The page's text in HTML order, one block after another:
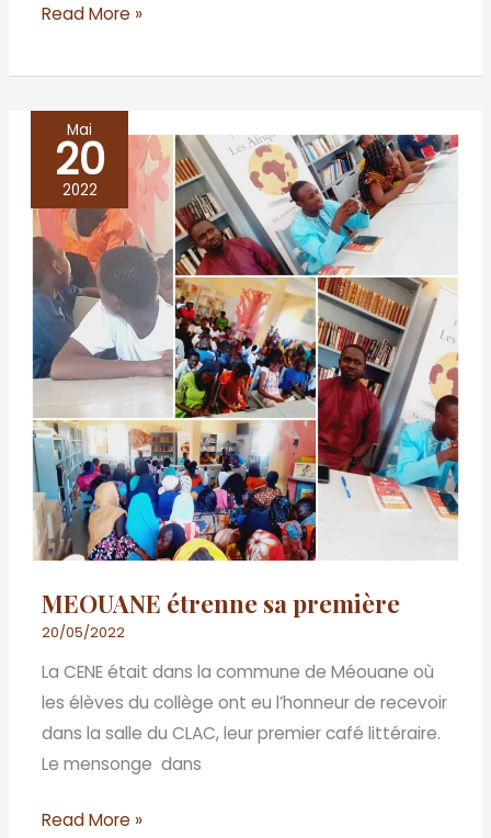
Read More »
Mai
20
2022
MEOUANE étrenne sa première
20/05/2022
La CENE était dans la commune de Méouane où
les élèves du collège ont eu l’honneur de recevoir
dans la salle du CLAC, leur premier café littéraire.
Le mensonge dans
MEOUANE
étrenne
première
Read More »